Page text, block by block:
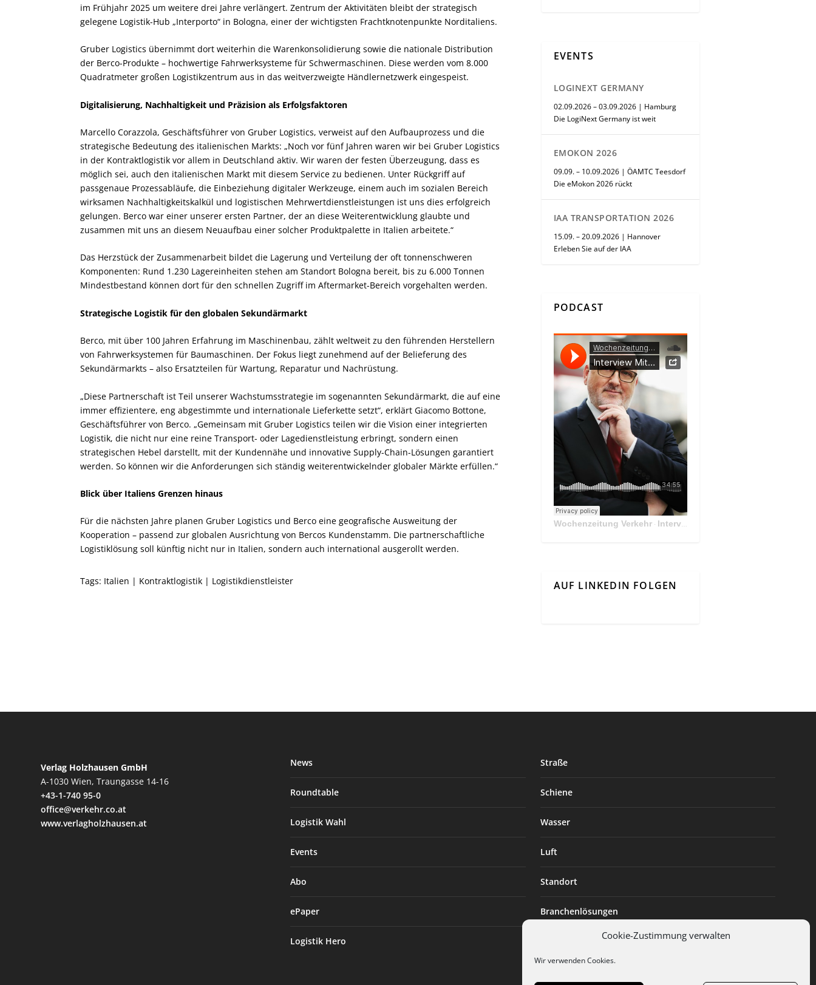
Cookie-Zustimmung verwalten
Wir verwenden Cookies.
im Frühjahr 2025 um weitere drei Jahre verlängert. Zentrum der Aktivitäten bleibt der strategisch
gelegene Logistik-Hub „Interporto“ in Bologna, einer der wichtigsten Frachtknotenpunkte Norditaliens.
Gruber Logistics übernimmt dort weiterhin die Warenkonsolidierung sowie die nationale Distribution
der Berco-Produkte – hochwertige Fahrwerksysteme für Schwermaschinen. Diese werden vom 8.000
Quadratmeter großen Logistikzentrum aus in das weitverzweigte Händlernetzwerk eingespeist.
Digitalisierung, Nachhaltigkeit und Präzision als Erfolgsfaktoren
Marcello Corazzola, Geschäftsführer von Gruber Logistics, verweist auf den Aufbauprozess und die
strategische Bedeutung des italienischen Markts: „Noch vor fünf Jahren waren wir bei Gruber Logistics
in der Kontraktlogistik vor allem in Deutschland aktiv. Wir waren der festen Überzeugung, dass es
möglich sei, auch den italienischen Markt mit diesem Service zu bedienen. Unter Rückgriff auf
passgenaue Prozessabläufe, die Einbeziehung digitaler Werkzeuge, einem auch im sozialen Bereich
wirksamen Nachhaltigkeitskalkül und logistischen Mehrwertdienstleistungen ist uns dies erfolgreich
gelungen. Berco war einer unserer ersten Partner, der an diese Weiterentwicklung glaubte und
zusammen mit uns an diesem Neuaufbau einer solcher Produktpalette in Italien arbeitete.“
Das Herzstück der Zusammenarbeit bildet die Lagerung und Verteilung der oft tonnenschweren
Komponenten: Rund 1.230 Lagereinheiten stehen am Standort Bologna bereit, bis zu 6.000 Tonnen
Mindestbestand können dort für den schnellen Zugriff im Aftermarket-Bereich vorgehalten werden.
Strategische Logistik für den globalen Sekundärmarkt
Berco, mit über 100 Jahren Erfahrung im Maschinenbau, zählt weltweit zu den führenden Herstellern
von Fahrwerksystemen für Baumaschinen. Der Fokus liegt zunehmend auf der Belieferung des
Sekundärmarkts – also Ersatzteilen für Wartung, Reparatur und Nachrüstung.
„Diese Partnerschaft ist Teil unserer Wachstumsstrategie im sogenannten Sekundärmarkt, die auf eine
immer effizientere, eng abgestimmte und internationale Lieferkette setzt“, erklärt Giacomo Bottone,
Geschäftsführer von Berco. „Gemeinsam mit Gruber Logistics teilen wir die Vision einer integrierten
Logistik, die nicht nur eine reine Transport- oder Lagedienstleistung erbringt, sondern einen
strategischen Hebel darstellt, mit der Kundennähe und innovative Supply-Chain-Lösungen garantiert
werden. So können wir die Anforderungen sich ständig weiterentwickelnder globaler Märkte erfüllen.“
Blick über Italiens Grenzen hinaus
Für die nächsten Jahre planen Gruber Logistics und Berco eine geografische Ausweitung der
Kooperation – passend zur globalen Ausrichtung von Bercos Kundenstamm. Die partnerschaftliche
Logistiklösung soll künftig nicht nur in Italien, sondern auch international ausgerollt werden.
Tags: Italien | Kontraktlogistik | Logistikdienstleister
EVENTS
LOGINEXT GERMANY
02.09.2026 – 03.09.2026 | Hamburg
Die LogiNext Germany ist weit
EMOKON 2026
09.09. – 10.09.2026 | ÖAMTC Teesdorf
Die eMokon 2026 rückt
IAA TRANSPORTATION 2026
15.09. – 20.09.2026 | Hannover
Erleben Sie auf der IAA
PODCAST
Wochenzeitung Verkehr· Interview Mit Andreas Matthä, CEO der ÖBB Holding
AUF LINKEDIN FOLGEN
Verlag Holzhausen GmbH
A-1030 Wien, Traungasse 14-16
+43-1-740 95-0
office@verkehr.co.at
www.verlagholzhausen.at
News
Roundtable
Logistik Wahl
Events
Abo
ePaper
Logistik Hero
Straße
Schiene
Wasser
Luft
Standort
Branchenlösungen